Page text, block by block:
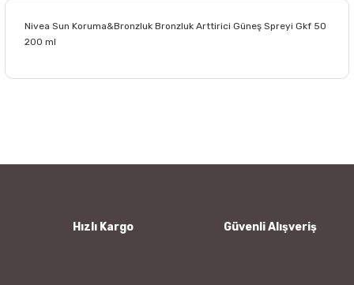
Nivea Sun Koruma&Bronzluk Bronzluk Arttirici Güneş Spreyi Gkf 50
200 ml
Ürün bilgilerinde hatalar bulunuyor.
Hızlı Kargo Güvenli Alışveriş